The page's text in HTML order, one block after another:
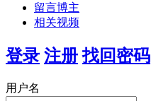
留言博主
相关视频
登录 注册 找回密码
用户名